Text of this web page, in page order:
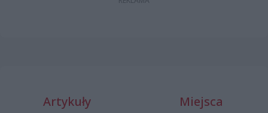
Artykuły Miejsca